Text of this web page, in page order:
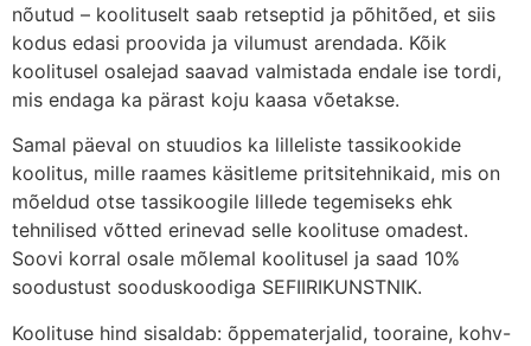
nõutud – koolituselt saab retseptid ja põhitõed, et siis
kodus edasi proovida ja vilumust arendada. Kõik
koolitusel osalejad saavad valmistada endale ise tordi,
mis endaga ka pärast koju kaasa võetakse.
Samal päeval on stuudios ka lilleliste tassikookide
koolitus, mille raames käsitleme pritsitehnikaid, mis on
mõeldud otse tassikoogile lillede tegemiseks ehk
tehnilised võtted erinevad selle koolituse omadest.
Soovi korral osale mõlemal koolitusel ja saad 10%
soodustust sooduskoodiga SEFIIRIKUNSTNIK.
Koolituse hind sisaldab: õppematerjalid, tooraine, kohv-